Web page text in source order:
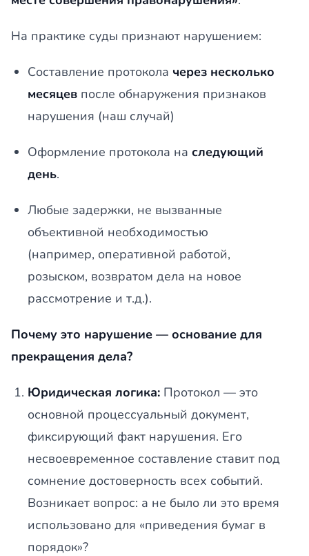
На практике суды признают нарушением:
Составление протокола через несколько
месяцев после обнаружения признаков
нарушения (наш случай)
Оформление протокола на следующий
день.
Любые задержки, не вызванные
объективной необходимостью
(например, оперативной работой,
розыском, возвратом дела на новое
рассмотрение и т.д.).
Почему это нарушение — основание для
прекращения дела?
Юридическая логика: Протокол — это
основной процессуальный документ,
фиксирующий факт нарушения. Его
несвоевременное составление ставит под
сомнение достоверность всех событий.
Возникает вопрос: а не было ли это время
использовано для «приведения бумаг в
порядок»?